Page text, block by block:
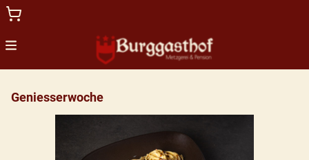
Menu
Restaurantgutschein
Geniesserwoche